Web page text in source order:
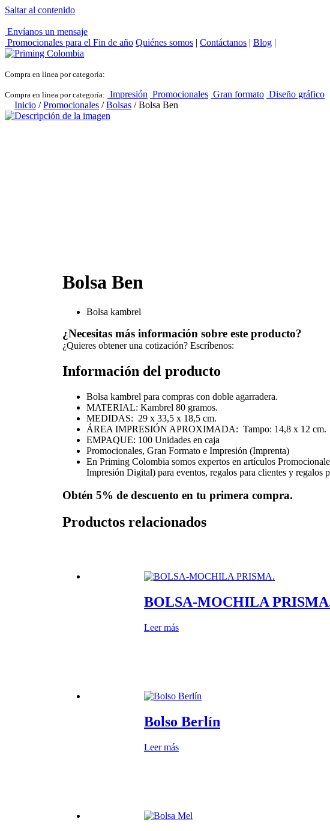
Saltar al contenido
Envíanos un mensaje
Promocionales para el Fin de año Quiénes somos | Contáctanos | Blog |
Compra en linea por categoría:
Compra en linea por categoría: Impresión Promocionales Gran formato Diseño gráfico
Inicio /Promocionales /Bolsas / Bolsa Ben
Bolsa Ben
Bolsa kambrel
¿Necesitas más información sobre este producto?
¿Quieres obtener una cotización? Escríbenos:
Información del producto
Bolsa kambrel para compras con doble agarradera.
MATERIAL: Kambrel 80 gramos.
MEDIDAS: 29 x 33,5 x 18,5 cm.
ÁREA IMPRESIÓN APROXIMADA: Tampo: 14,8 x 12 cm.
EMPAQUE: 100 Unidades en caja
Promocionales, Gran Formato e Impresión (Imprenta)
En Priming Colombia somos expertos en artículos
Impresión Digital) para eventos, regalos para clientes y regalos
Obtén 5% de descuento en tu primera compra.
Productos relacionados
BOLSA-MOCHILA
Leer más
Bolso Berlín
Leer más